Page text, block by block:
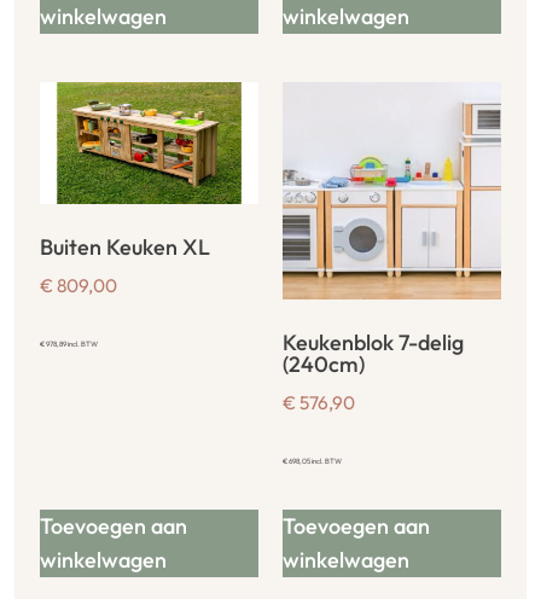
winkelwagen
winkelwagen
Buiten Keuken XL
€ 809,00
€978,89incl. BTW
Toevoegen aan
winkelwagen
Keukenblok 7-delig
(240cm)
€ 576,90
€698,05incl. BTW
Toevoegen aan
winkelwagen